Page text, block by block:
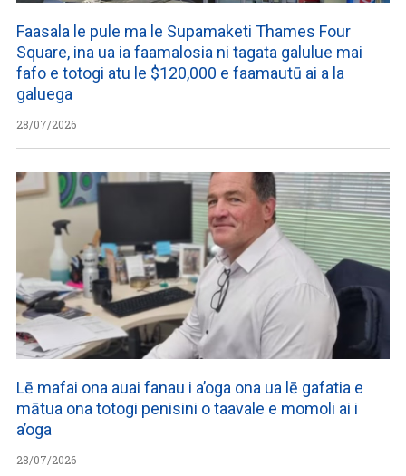
Faasala le pule ma le Supamaketi Thames Four
Square, ina ua ia faamalosia ni tagata galulue mai
fafo e totogi atu le $120,000 e faamautū ai a la
galuega
28/07/2026
Lē mafai ona auai fanau i a’oga ona ua lē gafatia e
mātua ona totogi penisini o taavale e momoli ai i
a’oga
28/07/2026